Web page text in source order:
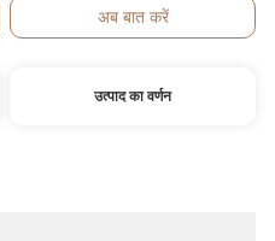
अब बात करें
उत्पाद का वर्णन